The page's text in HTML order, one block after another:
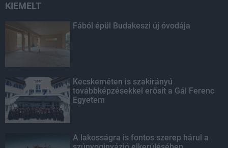
KIEMELT
Fából épül Budakeszi új óvodája
Kecskeméten is szakirányú
továbbképzésekkel erősít a Gál Ferenc
Egyetem
A lakosságra is fontos szerep hárul a